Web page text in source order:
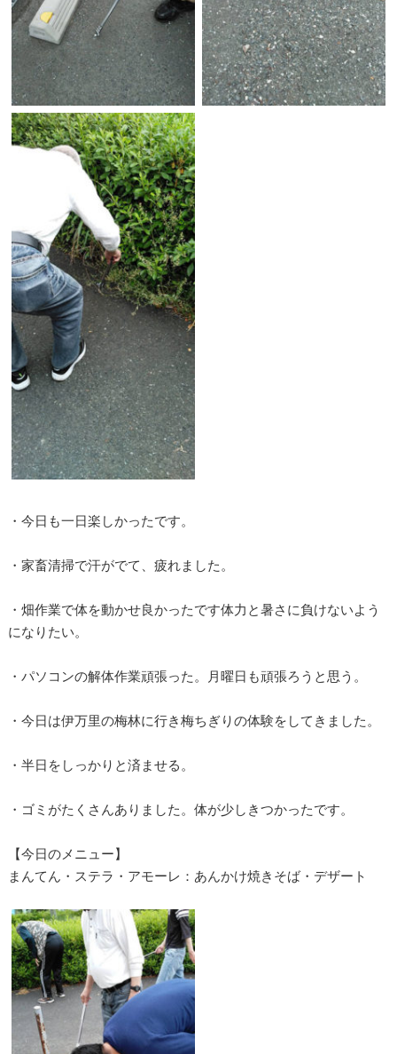
・今日も一日楽しかったです。
・家畜清掃で汗がでて、疲れました。
・畑作業で体を動かせ良かったです体力と暑さに負けないよう
になりたい。
・パソコンの解体作業頑張った。月曜日も頑張ろうと思う。
・今日は伊万里の梅林に行き梅ちぎりの体験をしてきました。
・半日をしっかりと済ませる。
・ゴミがたくさんありました。体が少しきつかったです。
【今日のメニュー】
まんてん・ステラ・アモーレ：あんかけ焼きそば・デザート